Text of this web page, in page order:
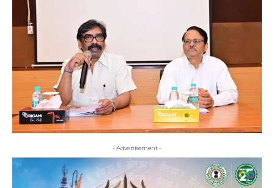
- Advertisement -